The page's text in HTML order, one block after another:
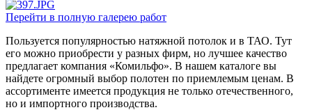
Перейти в полную галерею работ
Пользуется популярностью натяжной потолок и в ТАО. Тут
его можно приобрести у разных фирм, но лучшее качество
предлагает компания «Комильфо». В нашем каталоге вы
найдете огромный выбор полотен по приемлемым ценам. В
ассортименте имеется продукция не только отечественного,
но и импортного производства.